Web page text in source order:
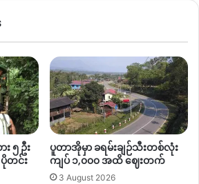
ဖို့လည်း ရွေးကောက်ပွဲကော်မရှင်က
လည်းဖြစ်ပါတယ်။
ရယူရန် ရည်ရွယ်ချက်နဲ့KIOအဖွဲ့ကို ၁၉၆၀
နေ့မှာ စတင်ဖွဲ့စည်းတည်‌ထောင်ခဲ့တာ
င့်)
၅ ဦး
ပိုတင်း
ပူတာအိုမှာ ခရမ်းချဉ်သီးတစ်လုံး
ကျပ် ၁,၀၀၀ အထိ ဈေးတက်
3 August 2026